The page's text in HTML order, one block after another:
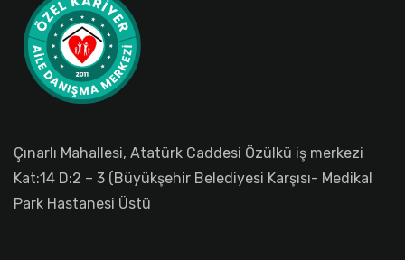
Çınarlı Mahallesi, Atatürk Caddesi Özülkü iş merkezi
Kat:14 D:2 – 3 (Büyükşehir Belediyesi Karşısı- Medikal
Park Hastanesi Üstü